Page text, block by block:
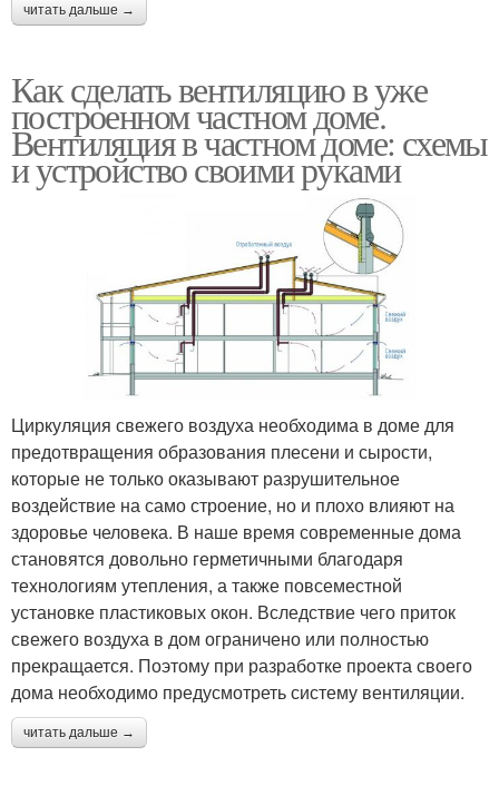
читать дальше →
Как сделать вентиляцию в уже
построенном частном доме.
Вентиляция в частном доме: схемы
и устройство своими руками
Циркуляция свежего воздуха необходима в доме для
предотвращения образования плесени и сырости,
которые не только оказывают разрушительное
воздействие на само строение, но и плохо влияют на
здоровье человека. В наше время современные дома
становятся довольно герметичными благодаря
технологиям утепления, а также повсеместной
установке пластиковых окон. Вследствие чего приток
свежего воздуха в дом ограничено или полностью
прекращается. Поэтому при разработке проекта своего
дома необходимо предусмотреть систему вентиляции.
читать дальше →